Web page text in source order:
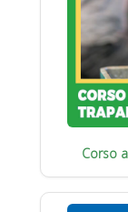
Corso